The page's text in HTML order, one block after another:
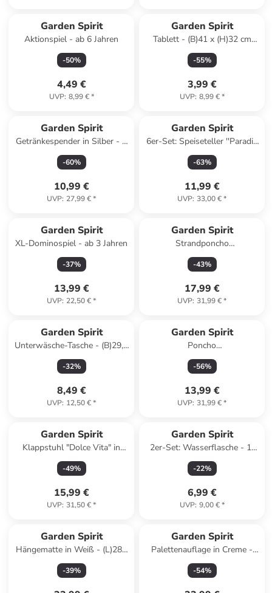
Garden Spirit
Aktionspiel - ab 6 Jahren
-50%
4,49 €
UVP: 8,99 €*
Garden Spirit
Tablett - (B)41 x (H)32 cm
(Überraschungsprodukt)
-55%
3,99 €
UVP: 8,99 €*
Garden Spirit
Getränkespender in Silber - 5
l
-60%
10,99 €
UVP: 27,99 €*
Garden Spirit
6er-Set: Speiseteller ''Paradis
Exotique'' in Bunt - Ø 26 cm
-63%
11,99 €
UVP: 33,00 €*
Garden Spirit
XL-Dominospiel - ab 3 Jahren
-37%
13,99 €
UVP: 22,50 €*
Garden Spirit
Strandponcho
(Überraschungsprodukt)
-43%
17,99 €
UVP: 31,99 €*
Garden Spirit
Unterwäsche-Tasche - (B)29,5
x (H)17,5 x (T)11,5 cm
(Überraschungsprodukt)
-32%
8,49 €
UVP: 12,50 €*
Garden Spirit
Poncho
(Überraschungsprodukt)
-56%
13,99 €
UVP: 31,99 €*
Garden Spirit
Klappstuhl "Dolce Vita" in
Gelb/ Weiß - (B)44 x (H)47 x
(T)52 cm
-49%
15,99 €
UVP: 31,50 €*
Garden Spirit
2er-Set: Wasserflasche - 1l
(Überraschungsprodukt)
-22%
6,99 €
UVP: 9,00 €*
Garden Spirit
Hängematte in Weiß - (L)285
x (B)90 cm
-39%
Garden Spirit
Palettenauflage in Creme -
(B)120 x (H)10 x (T)40 cm
-54%